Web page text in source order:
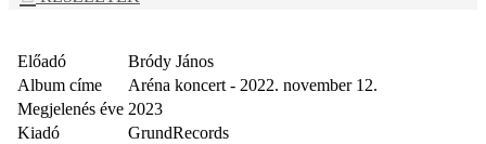
Előadó
Bródy János
Album címe
Aréna koncert - 2022. november 12.
Megjelenés éve 2023
Kiadó
GrundRecords